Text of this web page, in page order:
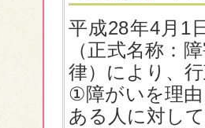
平成28年4月1
（正式名称：
律）により、
①障がいを理
ある人に対し